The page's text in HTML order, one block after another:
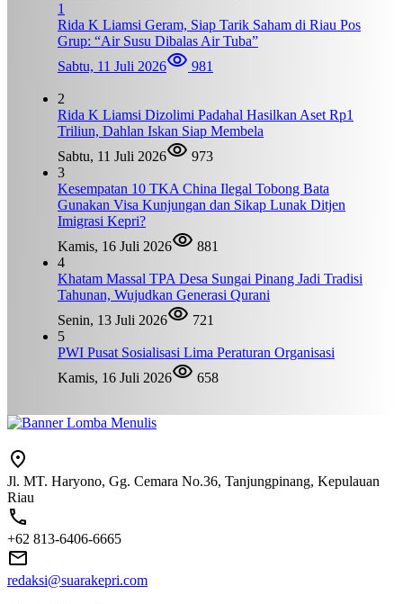
1
Rida K Liamsi Geram, Siap Tarik Saham di Riau Pos
Grup: “Air Susu Dibalas Air Tuba”
Sabtu, 11 Juli 2026
981
2
Rida K Liamsi Dizolimi Padahal Hasilkan Aset Rp1
Triliun, Dahlan Iskan Siap Membela
Sabtu, 11 Juli 2026
973
3
Kesempatan 10 TKA China Ilegal Tobong Bata
Gunakan Visa Kunjungan dan Sikap Lunak Ditjen
Imigrasi Kepri?
Kamis, 16 Juli 2026
881
4
Khatam Massal TPA Desa Sungai Pinang Jadi Tradisi
Tahunan, Wujudkan Generasi Qurani
Senin, 13 Juli 2026
721
5
PWI Pusat Sosialisasi Lima Peraturan Organisasi
Kamis, 16 Juli 2026
658
Jl. MT. Haryono, Gg. Cemara No.36, Tanjungpinang, Kepulauan
Riau
+62 813-6406-6665
redaksi@suarakepri.com